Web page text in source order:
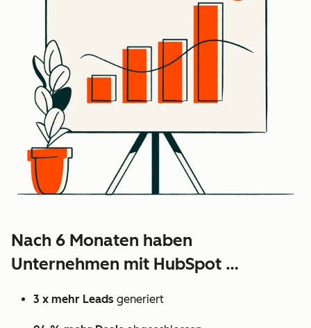
Nach 6 Monaten haben
Unternehmen mit HubSpot …
3 x mehr Leads generiert